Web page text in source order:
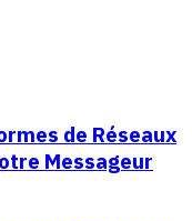
de Réseaux
Messageur